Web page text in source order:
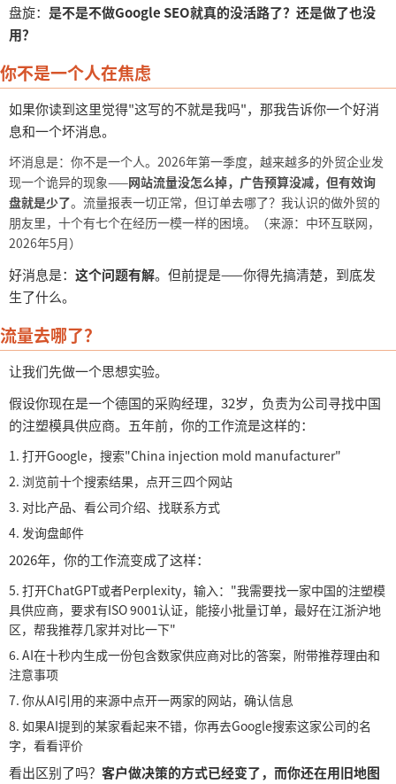
盘旋： 是不是不做Google SEO就真的没活路了？还是做了也没
用？
你不是一个人在焦虑
如果你读到这里觉得"这写的不就是我吗"，那我告诉你一个好消
息和一个坏消息。
坏消息是：你不是一个人。 2026年第一季度，越来越多的外贸企业发
现一个诡异的现象——网站流量没怎么掉，广告预算没减，但有效询
盘就是少了。流量报表一切正常，但订单去哪了？我认识的做外贸的
朋友里，十个有七个在经历一模一样的困境。（来源：中环互联网，
2026年5月）
好消息是： 这个问题有解。但前提是——你得先搞清楚，到底发
生了什么。
流量去哪了？
让我们先做一个思想实验。
假设你现在是一个德国的采购经理， 32岁，负责为公司寻找中国
的注塑模具供应商。五年前，你的工作流是这样的：
1. 打开Google，搜索"China injection mold manufacturer"
2. 浏览前十个搜索结果，点开三四个网站
3. 对比产品、看公司介绍、找联系方式
4. 发询盘邮件
2026年，你的工作流变成了这样：
5. 打开ChatGPT或者Perplexity，输入："我需要找一家中国的注塑模
具供应商，要求有ISO 9001认证，能接小批量订单，最好在江浙沪地
区，帮我推荐几家并对比一下"
6. AI在十秒内生成一份包含数家供应商对比的答案，附带推荐理由和
注意事项
7. 你从AI引用的来源中点开一两家的网站，确认信息
8. 如果AI提到的某家看起来不错，你再去Google搜索这家公司的名
字，看看评价
看出区别了吗？ 客户做决策的方式已经变了，而你还在用旧地图